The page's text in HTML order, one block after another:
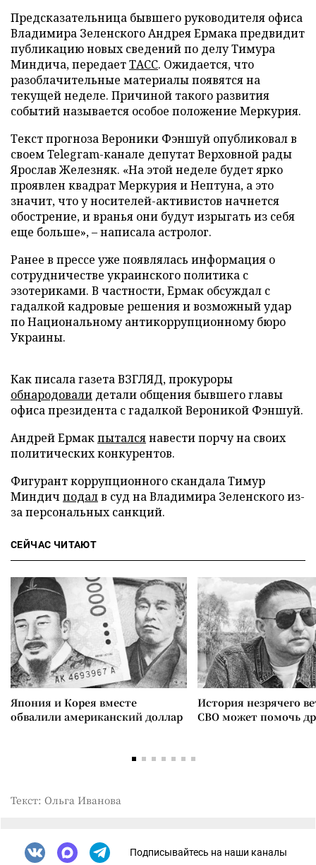
Предсказательница бывшего руководителя офиса
Владимира Зеленского Андрея Ермака предвидит
публикацию новых сведений по делу Тимура
Миндича, передаетТАСС. Ожидается, что
разоблачительные материалы появятся на
текущей неделе. Причиной такого развития
событий называется особое положение Меркурия.
Текст прогноза Вероники Фэншуй опубликовал в
своем Telegram-канале депутат Верховной рады
Ярослав Железняк. «На этой неделе будет ярко
проявлен квадрат Меркурия и Нептуна, а это
значит, что у носителей-активистов начнется
обострение, и вранья они будут изрыгать из себя
еще больше», – написала астролог.
Ранее в прессе уже появлялась информация о
сотрудничестве украинского политика с
эзотериками. В частности, Ермак обсуждал с
гадалкой кадровые решения и возможный удар
по Национальному антикоррупционному бюро
Украины.
Как писала газета ВЗГЛЯД, прокуроры
обнародовали детали общения бывшего главы
офиса президента с гадалкой Вероникой Фэншуй.
Андрей Ермакпыталсянавести порчу на своих
политических конкурентов.
Фигурант коррупционного скандала Тимур
Миндич подалв суд на Владимира Зеленского из-
за персональных санкций.
СЕЙЧАС ЧИТАЮТ
Япония и Корея вместе
обвалили американский доллар
История незрячего
СВО может помочь
Текст: Ольга Иванова
Подписывайтесь на наши каналы